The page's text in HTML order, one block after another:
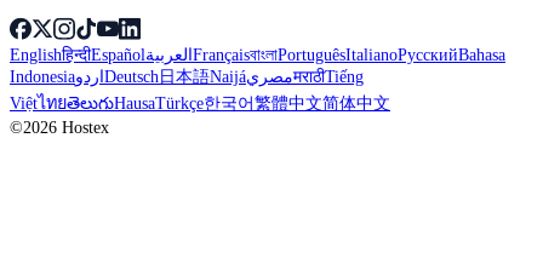
Englishहिन्दीEspañolالعربيةFrançaisবাংলাPortuguêsItalianoРусскийBahasa
IndonesiaاردوDeutsch日本語NaijáمصريमराठीTiếng
ViệtไทยతెలుగుHausaTürkçe한국어繁體中文简体中文
©2026 Hostex